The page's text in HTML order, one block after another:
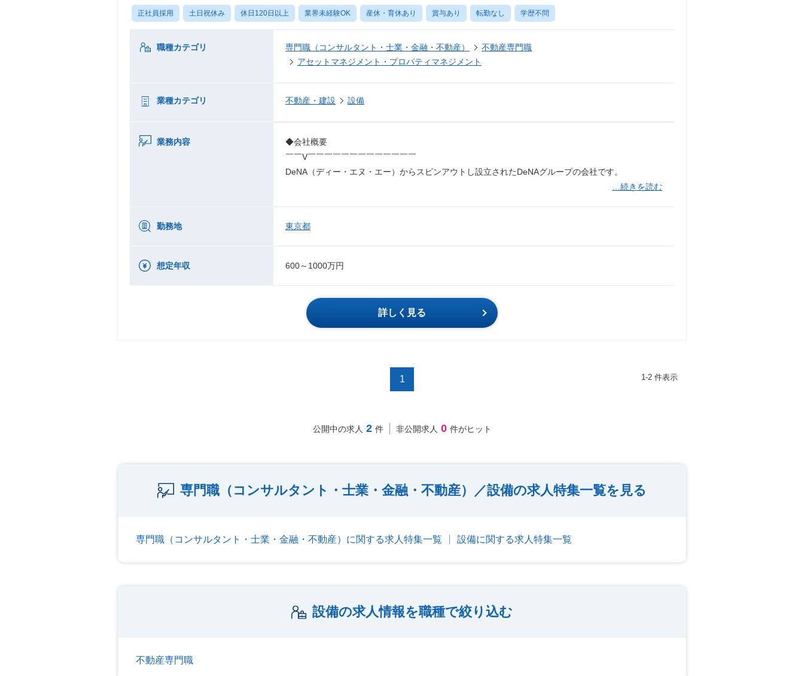
正社員採用 土日祝休み 休日120日以上 業界未経験OK 産休・育休あり 賞与あり 転勤なし 学歴不問
職種カテゴリ 専門職（コンサルタント・士業・金融・不動産）
不動産専門職
アセットマネジメント・プロパティマネジメント
業種カテゴリ 不動産・建設 設備
業務内容
◆会社概要
￣￣V￣￣￣￣￣￣￣￣￣￣￣￣￣
DeNA（ディー・エヌ・エー）からスピンアウトし設立されたDeNAグループの会社です。
…続きを読む
勤務地 東京都
想定年収 600～1000万円
詳しく見る
1 1-2 件表示
公開中の求人 2 件 非公開求人 0 件がヒット
専門職（コンサルタント・士業・金融・不動産）／設備の求人特集一覧を見る
専門職（コンサルタント・士業・金融・不動産）に関する求人特集一覧 設備に関する求人特集一覧
設備の求人情報を職種で絞り込む
不動産専門職